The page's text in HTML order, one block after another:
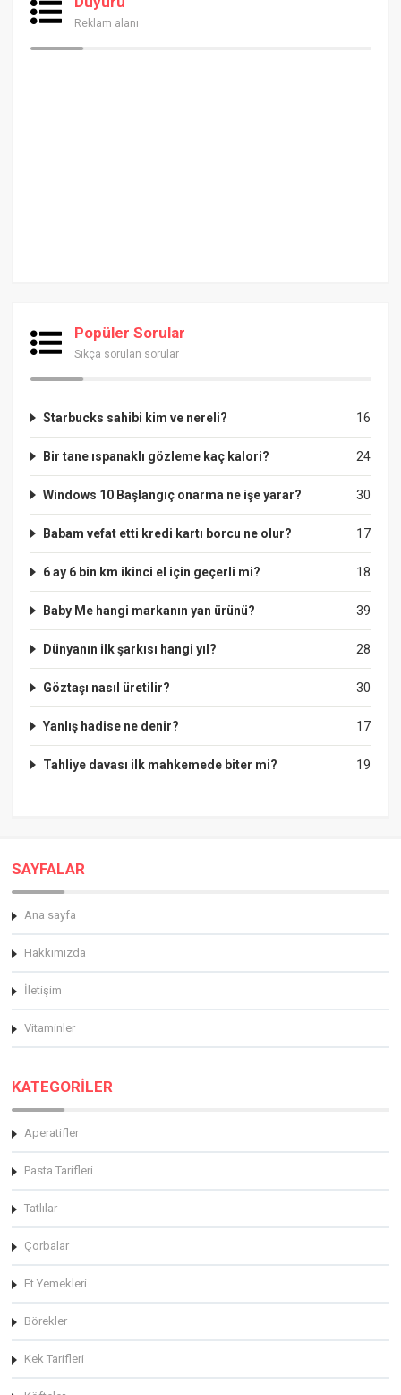
Reklam alanı
Popüler Sorular
Sıkça sorulan sorular
16
Starbucks sahibi kim ve nereli?
24
Bir tane ıspanaklı gözleme kaç kalori?
30
Windows 10 Başlangıç onarma ne işe yarar?
17
Babam vefat etti kredi kartı borcu ne olur?
18
6 ay 6 bin km ikinci el için geçerli mi?
39
Baby Me hangi markanın yan ürünü?
28
Dünyanın ilk şarkısı hangi yıl?
30
Göztaşı nasıl üretilir?
17
Yanlış hadise ne denir?
19
Tahliye davası ilk mahkemede biter mi?
SAYFALAR
Ana sayfa
Hakkimizda
İletişim
Vitaminler
KATEGORİLER
Aperatifler
Pasta Tarifleri
Tatlılar
Çorbalar
Et Yemekleri
Börekler
Kek Tarifleri